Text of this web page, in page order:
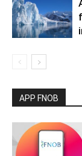
APP FNOB